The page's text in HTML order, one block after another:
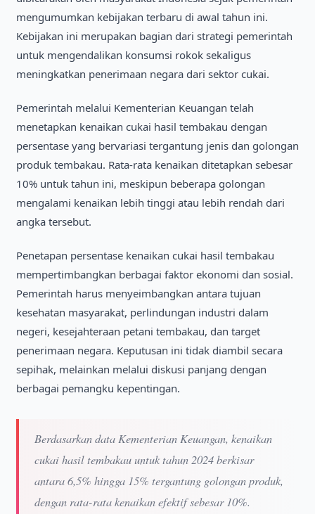
mengumumkan kebijakan terbaru di awal tahun ini.
Kebijakan ini merupakan bagian dari strategi pemerintah
untuk mengendalikan konsumsi rokok sekaligus
meningkatkan penerimaan negara dari sektor cukai.
Pemerintah melalui Kementerian Keuangan telah
menetapkan kenaikan cukai hasil tembakau dengan
persentase yang bervariasi tergantung jenis dan golongan
produk tembakau. Rata-rata kenaikan ditetapkan sebesar
10% untuk tahun ini, meskipun beberapa golongan
mengalami kenaikan lebih tinggi atau lebih rendah dari
angka tersebut.
Penetapan persentase kenaikan cukai hasil tembakau
mempertimbangkan berbagai faktor ekonomi dan sosial.
Pemerintah harus menyeimbangkan antara tujuan
kesehatan masyarakat, perlindungan industri dalam
negeri, kesejahteraan petani tembakau, dan target
penerimaan negara. Keputusan ini tidak diambil secara
sepihak, melainkan melalui diskusi panjang dengan
berbagai pemangku kepentingan.
Berdasarkan data Kementerian Keuangan, kenaikan
cukai hasil tembakau untuk tahun 2024 berkisar
antara 6,5% hingga 15% tergantung golongan produk,
dengan rata-rata kenaikan efektif sebesar 10%.